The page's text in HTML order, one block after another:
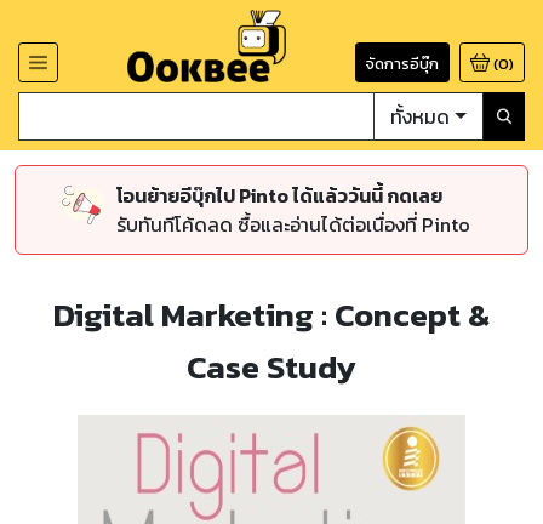
จัดการอีบุ๊ก (0)
ทั้งหมด
โอนย้ายอีบุ๊กไป Pinto ได้แล้ววันนี้ กดเลย
รับทันทีโค้ดลด ซื้อและอ่านได้ต่อเนื่องที่ Pinto
Digital Marketing : Concept &
Case Study